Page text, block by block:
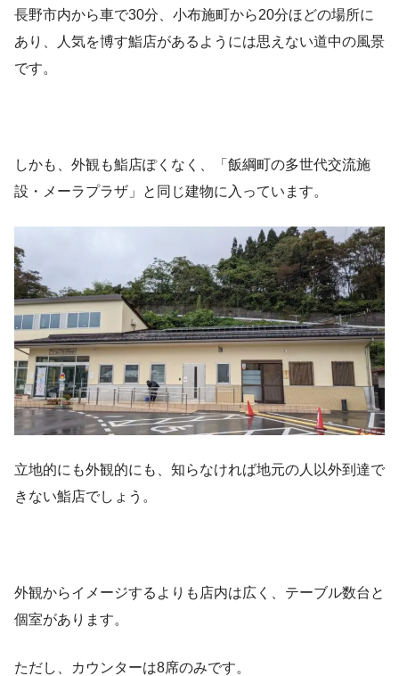
長野市内から車で30分、小布施町から20分ほどの場所に
あり、人気を博す鮨店があるようには思えない道中の風景
です。
しかも、外観も鮨店ぽくなく、「飯綱町の多世代交流施
設・メーラプラザ」と同じ建物に入っています。
立地的にも外観的にも、知らなければ地元の人以外到達で
きない鮨店でしょう。
外観からイメージするよりも店内は広く、テーブル数台と
個室があります。
ただし、カウンターは8席のみです。